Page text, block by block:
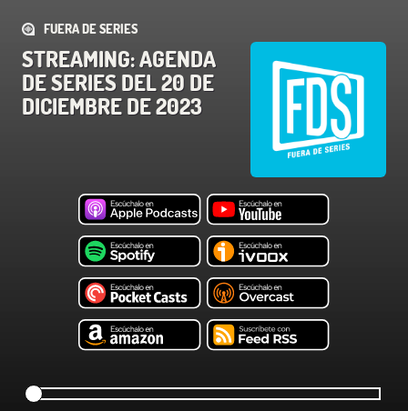
FUERA DE SERIES
STREAMING: AGENDA
DE SERIES DEL 20 DE
DICIEMBRE DE 2023